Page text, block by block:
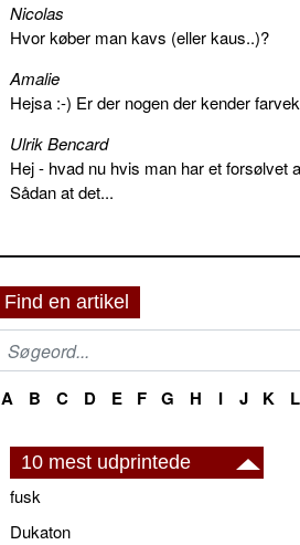
Nicolas
Hvor køber man kavs (eller kaus..)?
Amalie
Hejsa :-) Er der nogen der kender
Ulrik Bencard
Hej - hvad nu hvis man har et
Sådan at det...
Find en artikel
A B C D E F G H I J K L
10 mest udprintede
fusk
Dukaton